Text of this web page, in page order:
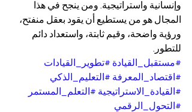
وإنسانية واستراتيجية. ومن ينجح في هذا
المجال هو من يستطيع أن يقود بعقل منفتح،
ورؤية واضحة، وقيم ثابتة، واستعداد دائم
للتطور.
#مستقبل_القيادة #تطوير_القيادات
#اقتصاد_المعرفة #التعليم_الذكي
#القيادة_الاستراتيجية #التعلم_المستمر
#التحول_الرقمي